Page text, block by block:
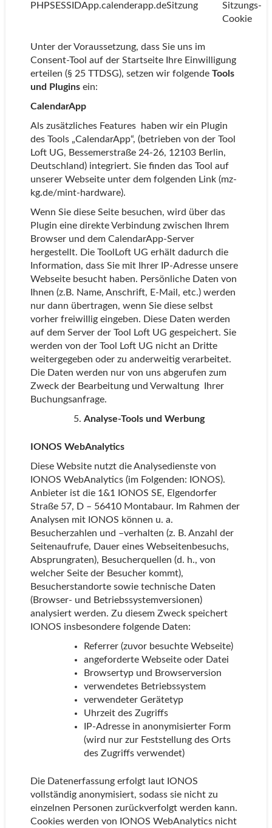
PHPSESSIDApp.calenderapp.deSitzung
Sitzungs-
Cookie
Unter der Voraussetzung, dass Sie uns im
Consent-Tool auf der Startseite Ihre Einwilligung
erteilen (§ 25 TTDSG), setzen wir folgende Tools
und Pluginsein:
CalendarApp
Als zusätzliches Features haben wir ein Plugin
des Tools „CalendarApp“, (betrieben von der Tool
Loft UG, Bessemerstraße 24-26, 12103 Berlin,
Deutschland) integriert. Sie finden das Tool auf
unserer Webseite unter dem folgenden Link (mz-
kg.de/mint-hardware).
Wenn Sie diese Seite besuchen, wird über das
Plugin eine direkte Verbindung zwischen Ihrem
Browser und dem CalendarApp-Server
hergestellt. Die ToolLoft UG erhält dadurch die
Information, dass Sie mit Ihrer IP-Adresse unsere
Webseite besucht haben. Persönliche Daten von
Ihnen (z.B. Name, Anschrift, E-Mail, etc.) werden
nur dann übertragen, wenn Sie diese selbst
vorher freiwillig eingeben. Diese Daten werden
auf dem Server der Tool Loft UG gespeichert. Sie
werden von der Tool Loft UG nicht an Dritte
weitergegeben oder zu anderweitig verarbeitet.
Die Daten werden nur von uns abgerufen zum
Zweck der Bearbeitung und Verwaltung Ihrer
Buchungsanfrage.
Analyse-Tools und Werbung
IONOS WebAnalytics
Diese Website nutzt die Analysedienste von
IONOS WebAnalytics (im Folgenden: IONOS).
Anbieter ist die 1&1 IONOS SE, Elgendorfer
Straße 57, D – 56410 Montabaur. Im Rahmen der
Analysen mit IONOS können u. a.
Besucherzahlen und –verhalten (z. B. Anzahl der
Seitenaufrufe, Dauer eines Webseitenbesuchs,
Absprungraten), Besucherquellen (d. h., von
welcher Seite der Besucher kommt),
Besucherstandorte sowie technische Daten
(Browser- und Betriebssystemversionen)
analysiert werden. Zu diesem Zweck speichert
IONOS insbesondere folgende Daten:
Referrer (zuvor besuchte Webseite)
angeforderte Webseite oder Datei
Browsertyp und Browserversion
verwendetes Betriebssystem
verwendeter Gerätetyp
Uhrzeit des Zugriffs
IP-Adresse in anonymisierter Form
(wird nur zur Feststellung des Orts
des Zugriffs verwendet)
Die Datenerfassung erfolgt laut IONOS
vollständig anonymisiert, sodass sie nicht zu
einzelnen Personen zurückverfolgt werden kann.
Cookies werden von IONOS WebAnalytics nicht